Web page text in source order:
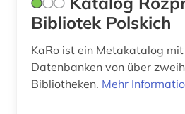
bildthema (1)
bildungsangebot (1)
bildungsforschung (2)
Bibliotek Polskich
KaRo ist ein Metakatalog
Datenbanken von über
Bibliotheken. Mehr